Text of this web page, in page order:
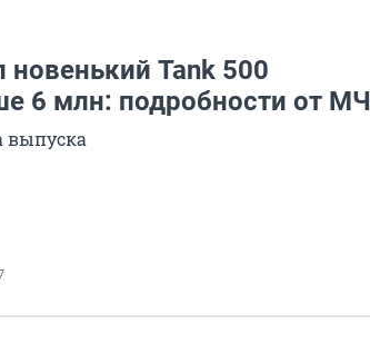
новенький Tank 500
6 млн: подробности от
выпуска